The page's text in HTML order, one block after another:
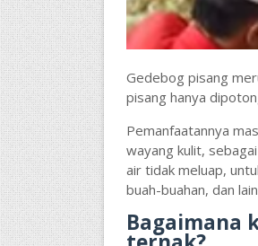
Gedebog pisang
pisang hanya
Pemanfaatannya
wayang kulit,
air tidak meluap,
buah-buahan, dan
Bagaimana